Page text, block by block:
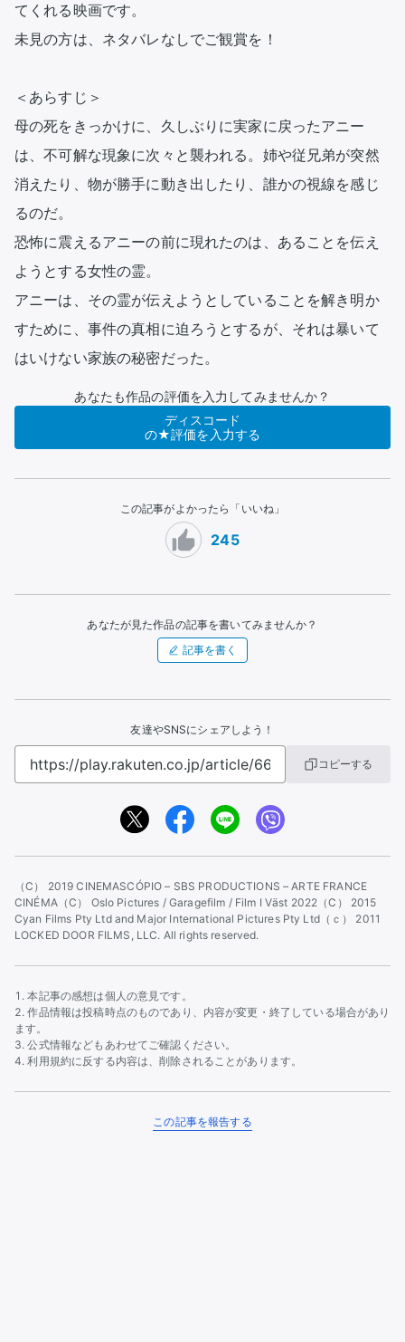
てくれる映画です。
未見の方は、ネタバレなしでご観賞を！
＜あらすじ＞
母の死をきっかけに、久しぶりに実家に戻ったアニー
は、不可解な現象に次々と襲われる。姉や従兄弟が突然
消えたり、物が勝手に動き出したり、誰かの視線を感じ
るのだ。
恐怖に震えるアニーの前に現れたのは、あることを伝え
ようとする女性の霊。
アニーは、その霊が伝えようとしていることを解き明か
すために、事件の真相に迫ろうとするが、それは暴いて
あなたも作品の評価を入力してみませんか？
ディスコード
の★評価を入力する
この記事がよかったら「いいね」
245
あなたが見た作品の記事を書いてみませんか？
記事を書く
友達やSNSにシェアしよう！
コピーする
（C） 2019 CINEMASCÓPIO – SBS PRODUCTIONS – ARTE FRANCE
CINÉMA（C） Oslo Pictures / Garagefilm / Film I Väst 2022 （C） 2015
Cyan Films Pty Ltd and Major International Pictures Pty Ltd（ｃ） 2011
LOCKED DOOR FILMS, LLC. All rights reserved.
本記事の感想は個人の意見です。
作品情報は投稿時点のものであり、内容が変更・終了している場合があり
ます。
公式情報などもあわせてご確認ください。
利用規約に反する内容は、削除されることがあります。
この記事を報告する